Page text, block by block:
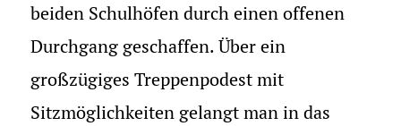
beiden Schulhöfen durch einen offenen
Durchgang geschaffen. Über ein
großzügiges Treppenpodest mit
Sitzmöglichkeiten gelangt man in das